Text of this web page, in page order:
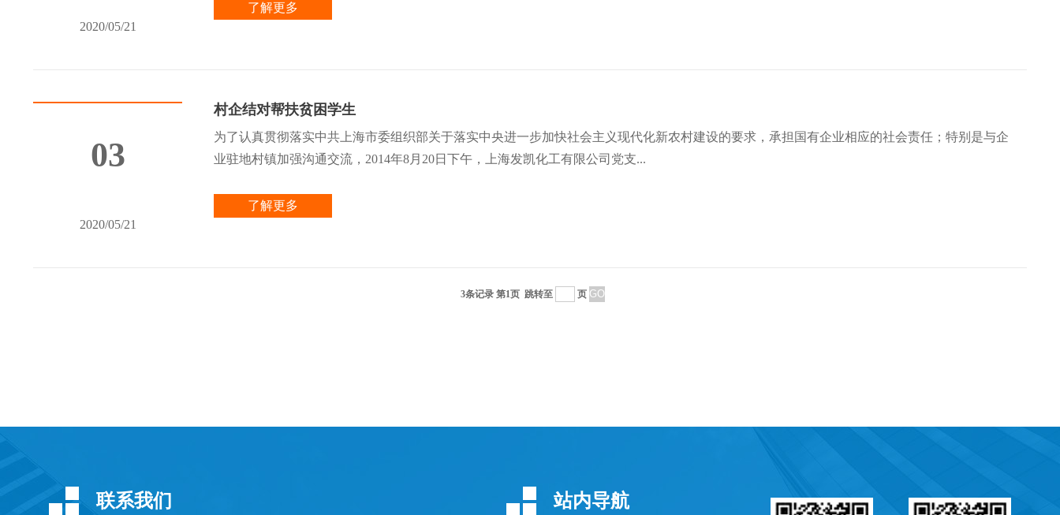
2020/05/21
了解更多
03
2020/05/21
村企结对帮扶贫困学生
为了认真贯彻落实中共上海市委组织部关于落实中央进一步加快社会主义现代化新农村建设的要求，承担国有企业相应的社会责任；特别是与企
业驻地村镇加强沟通交流，2014年8月20日下午，上海发凯化工有限公司党支...
了解更多
3条记录 第1页 跳转至 页
联系我们 站内导航